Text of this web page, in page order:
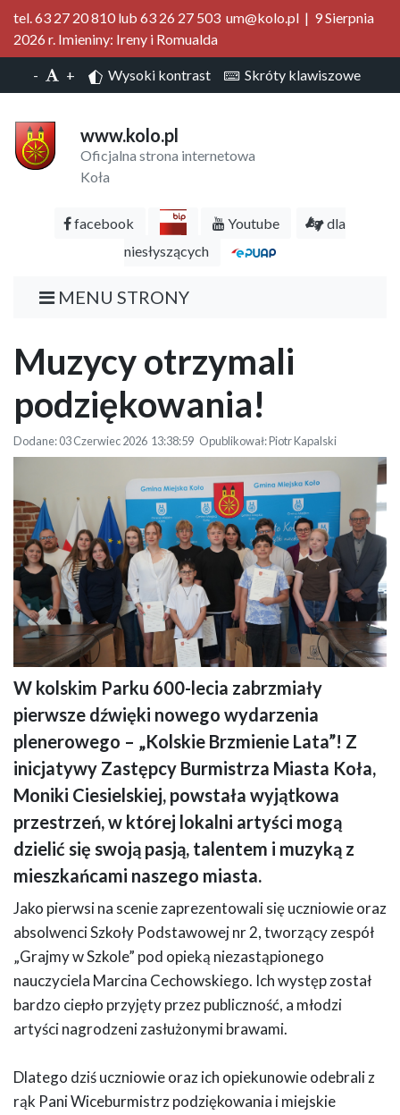
tel. 63 27 20 810 lub 63 26 27 503 um@kolo.pl | 9 Sierpnia
2026 r. Imieniny: Ireny i Romualda
- + Wysoki kontrast Skróty klawiszowe
www.kolo.pl
Oficjalna strona internetowa
Koła
facebook Youtube
dla
niesłyszących
MENU STRONY
Muzycy otrzymali
podziękowania!
Dodane: 03 Czerwiec 2026 13:38:59 Opublikował: Piotr Kapalski
Grupa uczniów i dorosłych pozuje do zdjęcia w sali urzędu na tle baneru
Gmina Miejska Koło. Dzieci trzymają dyplomy i papierowe torby z logo
Miasto Koło. W tle flagi Polski i Unii Europejskiej.
W kolskim Parku 600-lecia zabrzmiały
pierwsze dźwięki nowego wydarzenia
plenerowego – „Kolskie Brzmienie Lata”! Z
inicjatywy Zastępcy Burmistrza Miasta Koła,
Moniki Ciesielskiej, powstała wyjątkowa
przestrzeń, w której lokalni artyści mogą
dzielić się swoją pasją, talentem i muzyką z
mieszkańcami naszego miasta.
Jako pierwsi na scenie zaprezentowali się uczniowie oraz
absolwenci Szkoły Podstawowej nr 2, tworzący zespół
„Grajmy w Szkole” pod opieką niezastąpionego
nauczyciela Marcina Cechowskiego. Ich występ został
bardzo ciepło przyjęty przez publiczność, a młodzi
artyści nagrodzeni zasłużonymi brawami.
Dlatego dziś uczniowie oraz ich opiekunowie odebrali z
rąk Pani Wiceburmistrz podziękowania i miejskie